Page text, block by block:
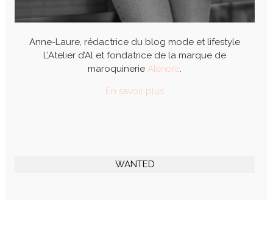
Anne-Laure, rédactrice du blog mode et lifestyle
L’Atelier d’Al et fondatrice de la marque de
maroquinerie Alénore.
En savoir plus
WANTED